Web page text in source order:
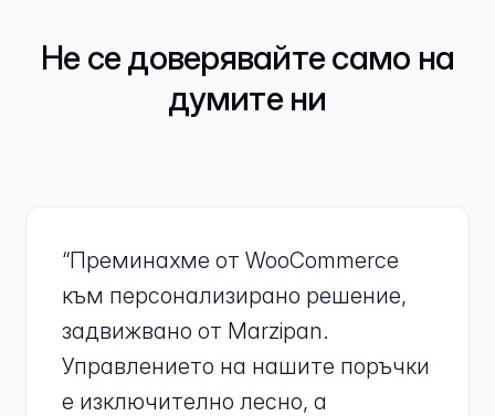
Не се доверявайте само на
думите ни
“Преминахме от WooCommerce
към персонализирано решение,
задвижвано от Marzipan.
Управлението на нашите поръчки
е изключително лесно, а